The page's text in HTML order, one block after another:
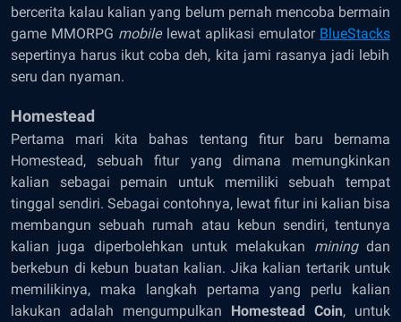
bercerita kalau kalian yang belum pernah mencoba bermain
game MMORPG mobilelewat aplikasi emulator BlueStacks
sepertinya harus ikut coba deh, kita jami rasanya jadi lebih
seru dan nyaman.
Homestead
Pertama mari kita bahas tentang fitur baru bernama
Homestead, sebuah fitur yang dimana memungkinkan
kalian sebagai pemain untuk memiliki sebuah tempat
tinggal sendiri. Sebagai contohnya, lewat fitur ini kalian bisa
membangun sebuah rumah atau kebun sendiri, tentunya
kalian juga diperbolehkan untuk melakukan miningdan
berkebun di kebun buatan kalian. Jika kalian tertarik untuk
memilikinya, maka langkah pertama yang perlu kalian
lakukan adalah mengumpulkan Homestead Coin, untuk